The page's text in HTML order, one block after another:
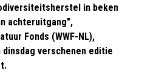
in beken
achteruitgang",
Fonds (WWF-NL),
verschenen editie